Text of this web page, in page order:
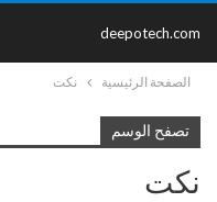
deepotech.com
الصفحة الرئيسية نكت
تصفح الوسم
نكت